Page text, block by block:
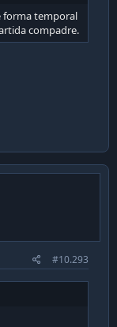
forma temporal
compadre.
#10.293